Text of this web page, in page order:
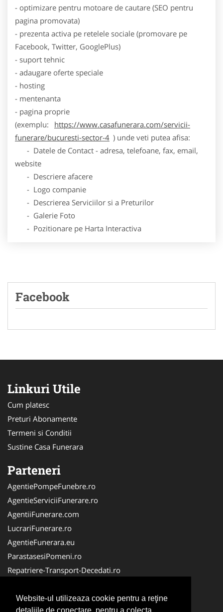
Website-ul utilizeaza cookie pentru a reţine
- optimizare pentru motoare de cautare (SEO pentru
pagina promovata)
- prezenta activa pe retelele sociale (promovare pe
Facebook, Twitter, GooglePlus)
- suport tehnic
- adaugare oferte speciale
- hosting
- mentenanta
- pagina proprie
(exemplu:
https://www.casafunerara.com/servicii-
funerare/bucuresti-sector-4 ) unde veti putea afisa:
- Datele de Contact - adresa, telefoane, fax, email,
website
- Descriere afacere
- Logo companie
- Descrierea Serviciilor si a Preturilor
- Galerie Foto
- Pozitionare pe Harta Interactiva
Facebook
Linkuri Utile
Cum platesc
Preturi Abonamente
Termeni si Conditii
Sustine Casa Funerara
Parteneri
AgentiePompeFunebre.ro
AgentieServiciiFunerare.ro
AgentiiFunerare.com
LucrariFunerare.ro
AgentieFunerara.eu
ParastasesiPomeni.ro
Repatriere-Transport-Decedati.ro
CasaFunerara.com